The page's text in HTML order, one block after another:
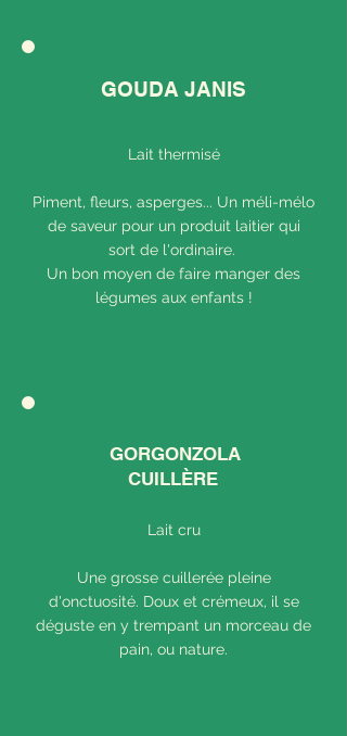
GOUDA JANIS
Lait thermisé
Piment, fleurs, asperges... Un méli-mélo
de saveur pour un produit laitier qui
sort de l'ordinaire.
Un bon moyen de faire manger des
légumes aux enfants !
GORGONZOLA
CUILLÈRE
Lait cru
Une grosse cuillerée pleine
d'onctuosité. Doux et crémeux, il se
déguste en y trempant un morceau de
pain, ou nature.